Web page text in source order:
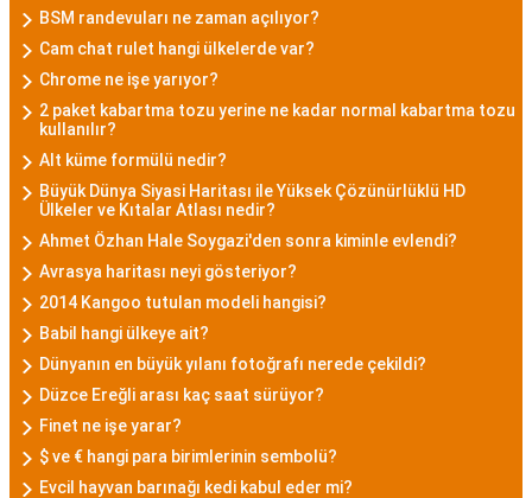
BSM randevuları ne zaman açılıyor?
Cam chat rulet hangi ülkelerde var?
Chrome ne işe yarıyor?
2 paket kabartma tozu yerine ne kadar normal kabartma tozu
kullanılır?
Alt küme formülü nedir?
Büyük Dünya Siyasi Haritası ile Yüksek Çözünürlüklü HD
Ülkeler ve Kıtalar Atlası nedir?
Ahmet Özhan Hale Soygazi'den sonra kiminle evlendi?
Avrasya haritası neyi gösteriyor?
2014 Kangoo tutulan modeli hangisi?
Babil hangi ülkeye ait?
Dünyanın en büyük yılanı fotoğrafı nerede çekildi?
Düzce Ereğli arası kaç saat sürüyor?
Finet ne işe yarar?
$ ve € hangi para birimlerinin sembolü?
Evcil hayvan barınağı kedi kabul eder mi?